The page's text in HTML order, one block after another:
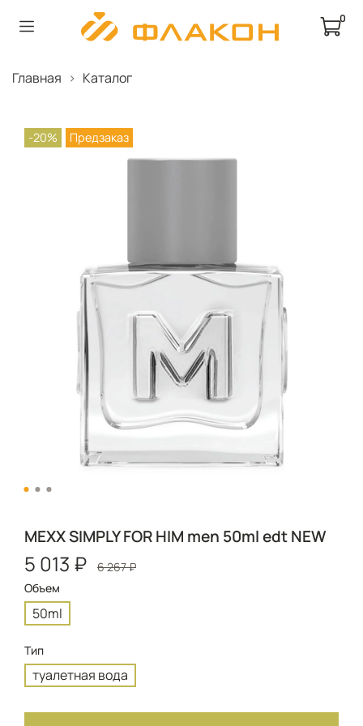
0
Главная Каталог
-20% Предзаказ
MEXX SIMPLY FOR HIM men 50ml edt NEW
5 013 ₽
6 267 ₽
Объем
50ml
Тип
туалетная вода